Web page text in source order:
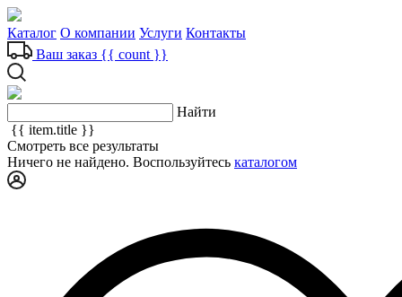
Каталог О компании Услуги Контакты
Ваш заказ {{ count }}
Найти
{{ item.title }}
Смотреть все результаты
Ничего не найдено. Воспользуйтесь каталогом